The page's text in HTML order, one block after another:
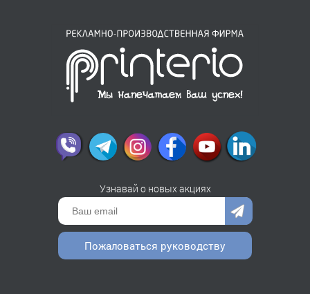
Узнавай о новых акциях
Пожаловаться руководству